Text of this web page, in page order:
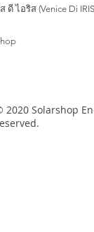
ดี ไอริส (Venice Di
2020 Solarshop